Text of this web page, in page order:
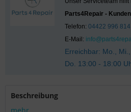
Parts4Repair -
Telefon: 04422 996
E-Mail:
Erreichbar: Mo.,
Do. 13:00 - 18:00
Beschreibung